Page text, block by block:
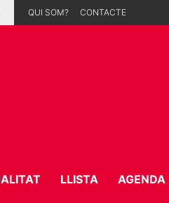
QUI SOM? CONTACTE
LLISTA AGENDA